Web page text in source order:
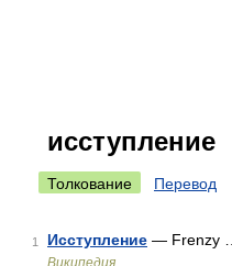
исступление
Толкование Перевод
1 Исступление — Frenzy …
Википедия